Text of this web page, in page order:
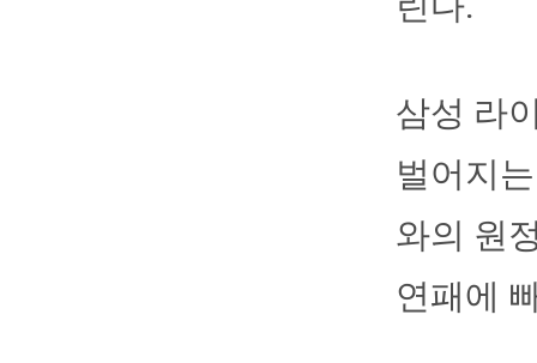
삼성 라
벌어지
와의 원
연패에